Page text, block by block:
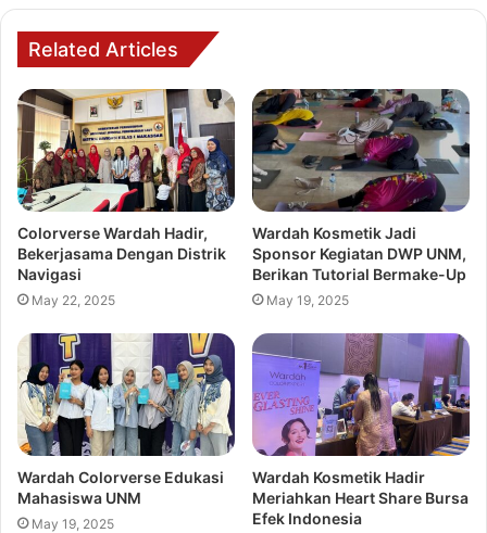
Related Articles
Colorverse Wardah Hadir,
Bekerjasama Dengan Distrik
Navigasi
May 22, 2025
Wardah Kosmetik Jadi
Sponsor Kegiatan DWP UNM,
Berikan Tutorial Bermake-Up
May 19, 2025
Wardah Colorverse Edukasi
Mahasiswa UNM
May 19, 2025
Wardah Kosmetik Hadir
Meriahkan Heart Share Bursa
Efek Indonesia